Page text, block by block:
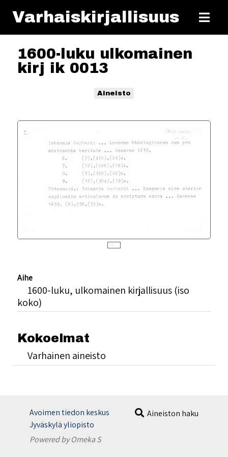
Varhaiskirjallisuus
1600-luku ulkomainen
kirj ik 0013
Aineisto
Aihe
1600-luku, ulkomainen kirjallisuus (iso
koko)
Kokoelmat
Varhainen aineisto
Avoimen tiedon keskus
Jyväskylä yliopisto
Aineiston haku
Powered by Omeka S